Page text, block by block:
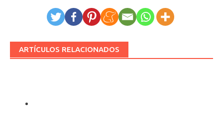
ARTÍCULOS RELACIONADOS